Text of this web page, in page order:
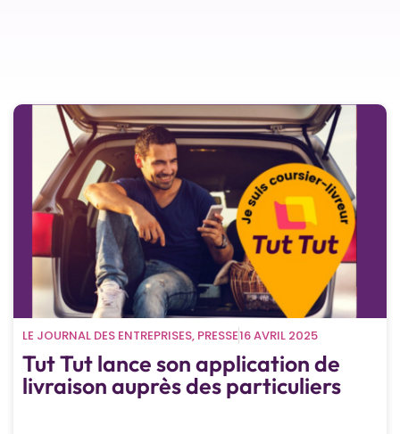
LE JOURNAL DES ENTREPRISES, PRESSE16 AVRIL 2025
Tut Tut lance son application de
livraison auprès des particuliers